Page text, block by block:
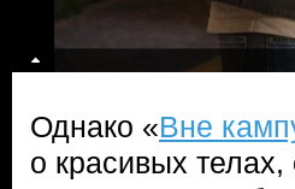
Однако «Вне
о красивых